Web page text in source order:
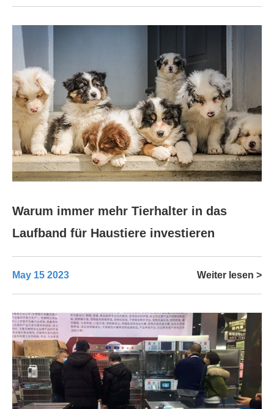
Warum immer mehr Tierhalter in das
Laufband für Haustiere investieren
May 15 2023 Weiter lesen >